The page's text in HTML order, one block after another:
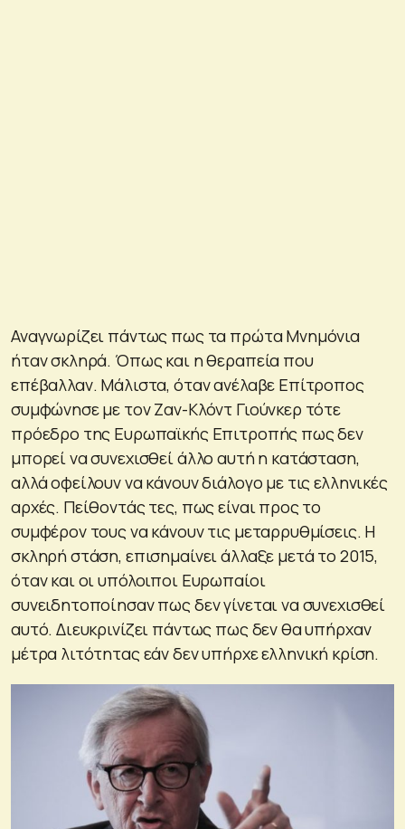
Αναγνωρίζει πάντως πως τα πρώτα Μνημόνια
ήταν σκληρά. Όπως και η θεραπεία που
επέβαλλαν. Μάλιστα, όταν ανέλαβε Επίτροπος
συμφώνησε με τον Ζαν-Κλόντ Γιούνκερ τότε
πρόεδρο της Ευρωπαϊκής Επιτροπής πως δεν
μπορεί να συνεχισθεί άλλο αυτή η κατάσταση,
αλλά οφείλουν να κάνουν διάλογο με τις ελληνικές
αρχές. Πείθοντάς τες, πως είναι προς το
συμφέρον τους να κάνουν τις μεταρρυθμίσεις. Η
σκληρή στάση, επισημαίνει άλλαξε μετά το 2015,
όταν και οι υπόλοιποι Ευρωπαίοι
συνειδητοποίησαν πως δεν γίνεται να συνεχισθεί
αυτό. Διευκρινίζει πάντως πως δεν θα υπήρχαν
μέτρα λιτότητας εάν δεν υπήρχε ελληνική κρίση.